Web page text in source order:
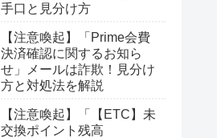
手口と見分け方
【注意喚起】「Prime会費
決済確認に関するお知ら
せ」メールは詐欺！見分け
方と対処法を解説
【注意喚起】「【ETC】未
交換ポイント残高